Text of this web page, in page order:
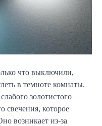
что выключили,
в темноте комнаты.
золотистого
свечения, которое
возникает из-за